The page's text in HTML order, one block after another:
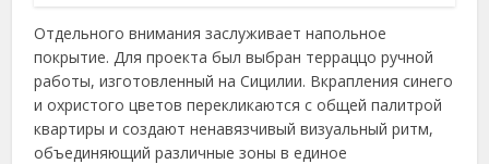
Отдельного внимания заслуживает напольное
покрытие. Для проекта был выбран терраццо ручной
работы, изготовленный на Сицилии. Вкрапления синего
и охристого цветов перекликаются с общей палитрой
квартиры и создают ненавязчивый визуальный ритм,
объединяющий различные зоны в единое